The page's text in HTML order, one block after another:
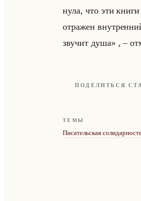
ну­ла, что эти
от­ра­жен
звучит душа» , –
ПОДЕЛИТЬСЯ
ТЕМЫ
Писательская